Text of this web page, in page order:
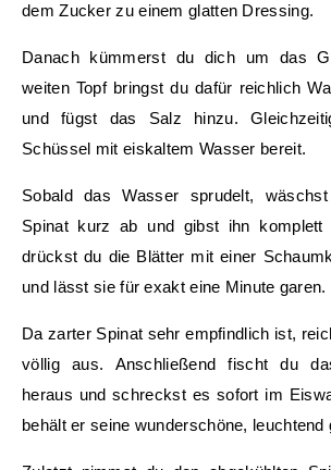
dem Zucker zu einem glatten Dressing.
Danach kümmerst du dich um das
weiten Topf bringst du dafür reichlich
und fügst das Salz hinzu.
Schüssel mit eiskaltem Wasser bereit.
Sobald das Wasser sprudelt,
Spinat kurz ab und gibst ihn komplett
drückst du die Blätter mit einer
und lässt sie für exakt eine Minute garen.
Da zarter Spinat sehr empfindlich ist,
völlig aus. Anschließend fischt du
heraus und schreckst es sofort im
behält er seine wunderschöne, leuchtend